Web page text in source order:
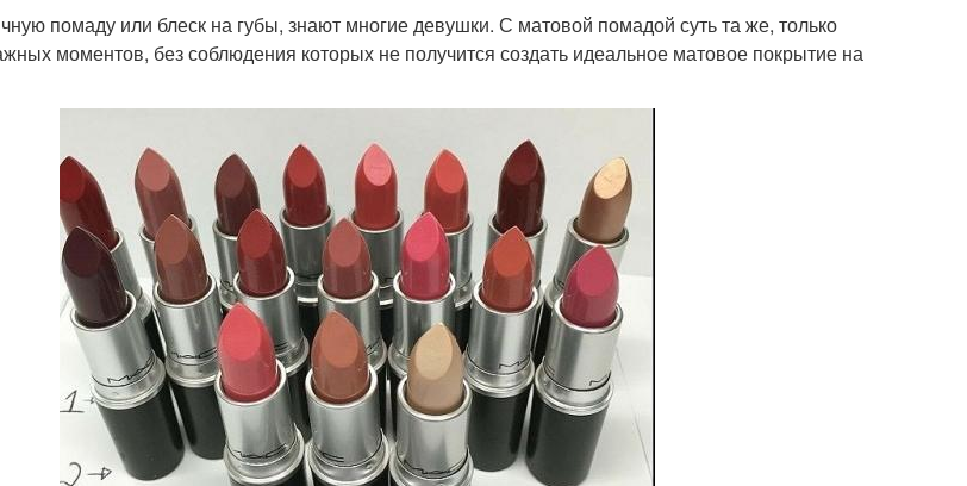
помаду или блеск на губы, знают многие девушки. С матовой помадой суть та же, только
моментов, без соблюдения которых не получится создать идеальное матовое покрытие на